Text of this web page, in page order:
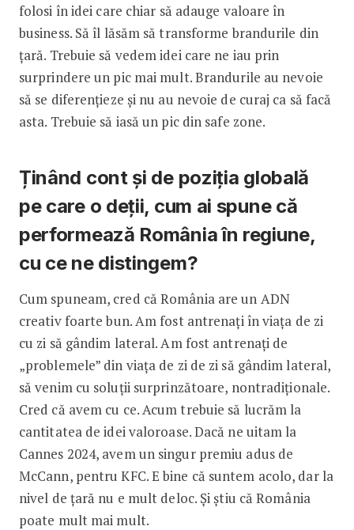
folosi în idei care chiar să adauge valoare în
business. Să îl lăsăm să transforme brandurile din
țară. Trebuie să vedem idei care ne iau prin
surprindere un pic mai mult. Brandurile au nevoie
să se diferențieze și nu au nevoie de curaj ca să facă
asta. Trebuie să iasă un pic din safe zone.
Ținând cont și de poziția globală
pe care o deții, cum ai spune că
performează România în regiune,
cu ce ne distingem?
Cum spuneam, cred că România are un ADN
creativ foarte bun. Am fost antrenați în viața de zi
cu zi să gândim lateral. Am fost antrenați de
„problemele” din viața de zi de zi să gândim lateral,
să venim cu soluții surprinzătoare, nontradiționale.
Cred că avem cu ce. Acum trebuie să lucrăm la
cantitatea de idei valoroase. Dacă ne uitam la
Cannes 2024, avem un singur premiu adus de
McCann, pentru KFC. E bine că suntem acolo, dar la
nivel de țară nu e mult deloc. Și știu că România
poate mult mai mult.